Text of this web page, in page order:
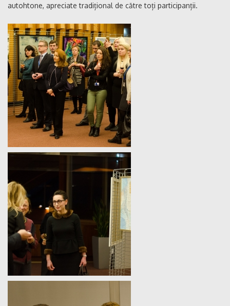
autohtone, apreciate tradițional de către toți participanții.